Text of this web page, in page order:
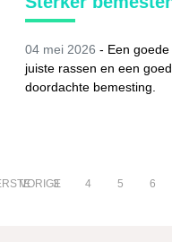
04 mei 2026 - Een
juiste rassen en een
doordachte bemesting.
VORIGE
3 4 5 6